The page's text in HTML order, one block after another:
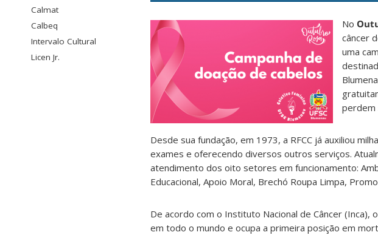
Calmat
Calbeq
Intervalo Cultural
Licen Jr.
No
câncer
uma
perdem
Desde sua fundação, em 1973, a RFCC já auxiliou
exames e oferecendo diversos outros serviços.
atendimento dos oito setores em funcionamento:
Educacional, Apoio Moral, Brechó Roupa Limpa,
De acordo com o Instituto Nacional de Câncer
em todo o mundo e ocupa a primeira posição em